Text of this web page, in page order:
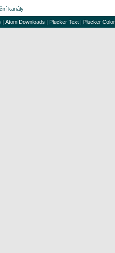
kanály
| Atom Downloads | Plucker Text | Plucker Color